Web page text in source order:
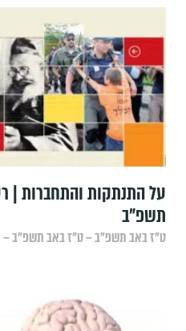
על התנתקות והתחברות |
תשפ"ב
ט״ז באב תשפ״ב – ט״ז באב תשפ״ב – 13/08/2022